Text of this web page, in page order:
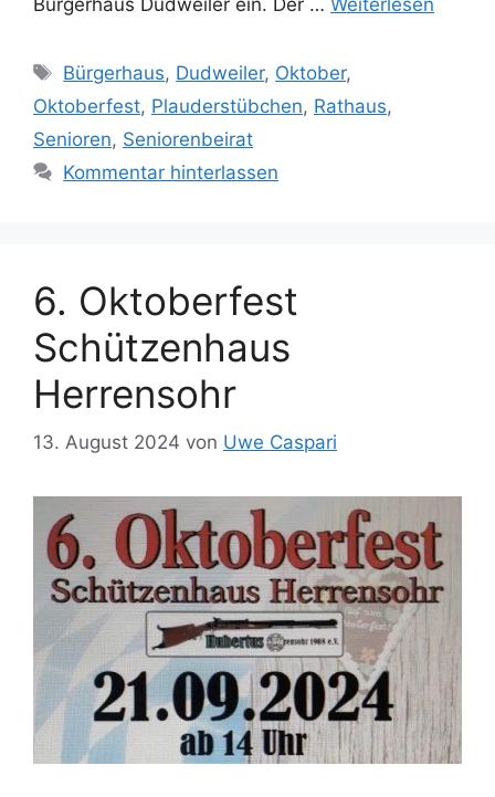
Schlagwörter
Bürgerhaus, Dudweiler, Oktober,
Oktoberfest, Plauderstübchen, Rathaus,
Senioren, Seniorenbeirat
Kommentar hinterlassen
6. Oktoberfest
Schützenhaus
Herrensohr
13. August 2024 von Uwe Caspari